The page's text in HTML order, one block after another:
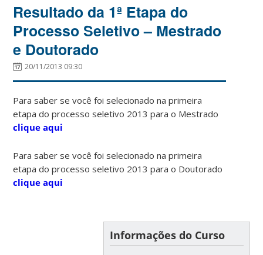
Resultado da 1ª Etapa do
Processo Seletivo – Mestrado
e Doutorado
20/11/2013 09:30
Para saber se você foi selecionado na primeira
etapa do processo seletivo 2013 para o Mestrado
clique aqui
Para saber se você foi selecionado na primeira
etapa do processo seletivo 2013 para o Doutorado
clique aqui
Informações do Curso